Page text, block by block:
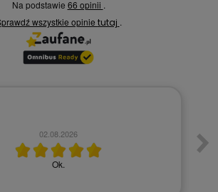
Na podstawie 66 opinii .
Sprawdź wszystkie opinie tutaj .
02.08.2026
Ok.